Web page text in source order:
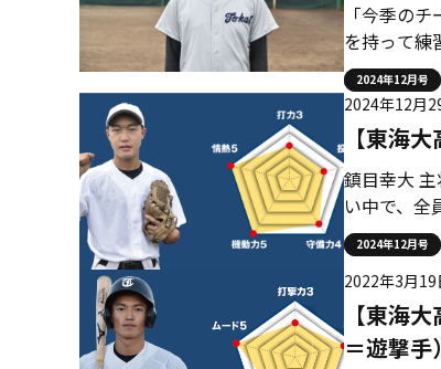
2024年12月号
「今季の
を持って練
狙えるエネ
していきた
れ。光陵―
2024年12月号
【東海
2024年12月
鎮目幸大
い中で、全
んなで甲子
力を武器に
【東海
＝遊撃
2022年3月19